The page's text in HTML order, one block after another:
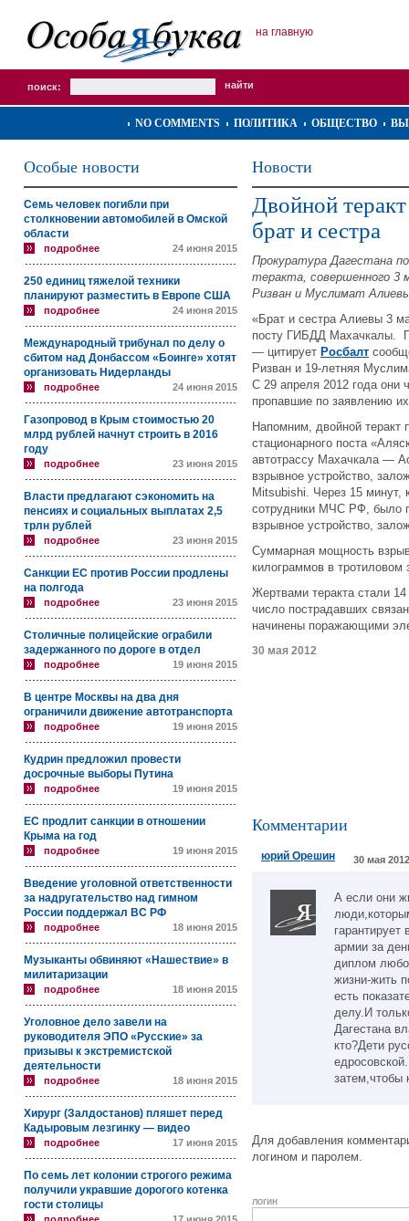
на главную
поиск:
NO COMMENTS ПОЛИТИКА ОБЩЕСТВО
Особые новости
Семь человек погибли при
столкновении автомобилей в Омской
области
подробнее 24 июня 2015
250 единиц тяжелой техники
планируют разместить в Европе США
подробнее 24 июня 2015
Международный трибунал по делу о
сбитом над Донбассом «Боинге» хотят
организовать Нидерланды
подробнее 24 июня 2015
Газопровод в Крым стоимостью 20
млрд рублей начнут строить в 2016
году
подробнее 23 июня 2015
Власти предлагают сэкономить на
пенсиях и социальных выплатах 2,5
трлн рублей
подробнее 23 июня 2015
Санкции ЕС против России продлены
на полгода
подробнее 23 июня 2015
Столичные полицейские ограбили
задержанного по дороге в отдел
подробнее 19 июня 2015
В центре Москвы на два дня
ограничили движение автотранспорта
подробнее 19 июня 2015
Кудрин предложил провести
досрочные выборы Путина
подробнее 19 июня 2015
ЕС продлит санкции в отношении
Крыма на год
подробнее 19 июня 2015
Введение уголовной ответственности
за надругательство над гимном
России поддержал ВС РФ
подробнее 18 июня 2015
Музыканты обвиняют «Нашествие» в
милитаризации
подробнее 18 июня 2015
Уголовное дело завели на
руководителя ЭПО «Русские» за
призывы к экстремистской
деятельности
подробнее 18 июня 2015
Хирург (Залдостанов) пляшет перед
Кадыровым лезгинку — видео
подробнее 17 июня 2015
По семь лет колонии строгого режима
получили укравшие дорогого котенка
гости столицы
Новости
Двойной
брат и сестра
Прокуратура Дагестана
теракта, совершенного 3
Ризван и Муслимат
«Брат и сестра Алиевы 3
посту ГИБДД Махачкалы.
— цитирует Росбалт
Ризван и 19-летняя
С 29 апреля 2012 года они
пропавшие по заявлению
Напомним, двойной теракт
стационарного поста
автотрассу Махачкала —
взрывное устройство,
Mitsubishi. Через 15 минут,
сотрудники МЧС РФ, было
взрывное устройство,
Суммарная мощность
килограммов в тротиловом
Жертвами теракта стали
число пострадавших
начинены поражающими
30 мая 2012
Комментарии
юрий Орешин 30 мая
А если они
гарантирует
армии за
диплом
жизни-жить
есть
делу.И
Дагестана
кто?Дети
затем,чтобы
Для добавления
логином и паролем.
логин